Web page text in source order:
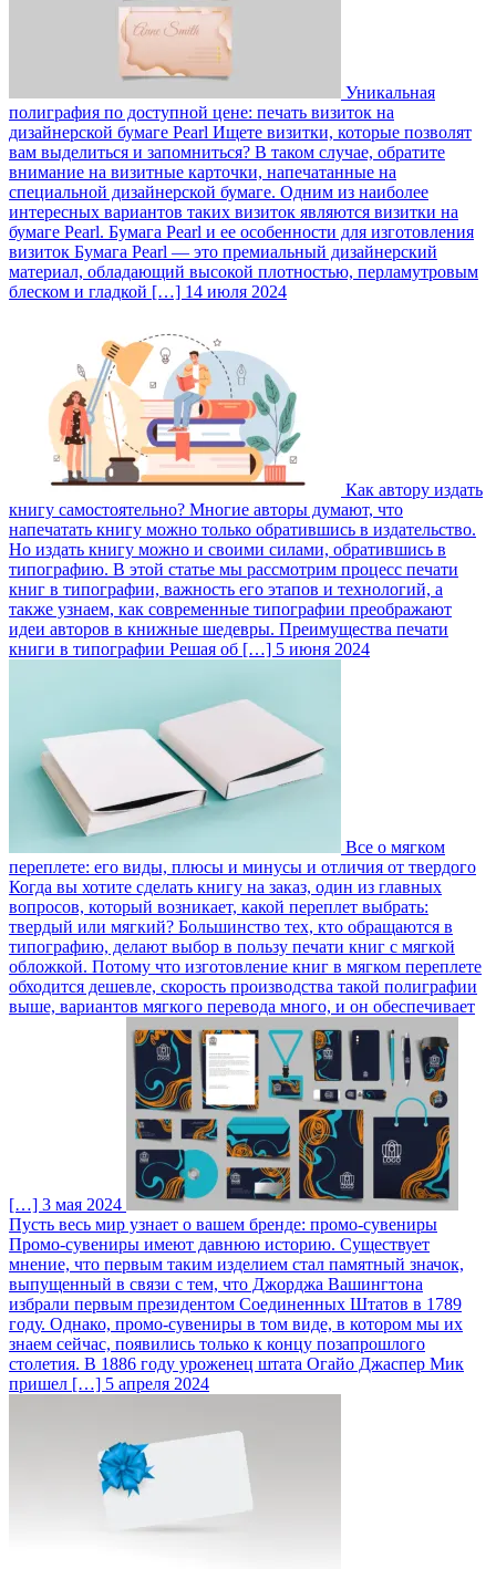
Уникальная
полиграфия по доступной цене: печать визиток на
дизайнерской бумаге Pearl Ищете визитки, которые позволят
вам выделиться и запомниться? В таком случае, обратите
внимание на визитные карточки, напечатанные на
специальной дизайнерской бумаге. Одним из наиболее
интересных вариантов таких визиток являются визитки на
бумаге Pearl. Бумага Pearl и ее особенности для изготовления
визиток Бумага Pearl — это премиальный дизайнерский
материал, обладающий высокой плотностью, перламутровым
блеском и гладкой […] 14 июля 2024
Как автору издать
книгу самостоятельно? Многие авторы думают, что
напечатать книгу можно только обратившись в издательство.
Но издать книгу можно и своими силами, обратившись в
типографию. В этой статье мы рассмотрим процесс печати
книг в типографии, важность его этапов и технологий, а
также узнаем, как современные типографии преображают
идеи авторов в книжные шедевры. Преимущества печати
книги в типографии Решая об […] 5 июня 2024
Все о мягком
переплете: его виды, плюсы и минусы и отличия от твердого
Когда вы хотите сделать книгу на заказ, один из главных
вопросов, который возникает, какой переплет выбрать:
твердый или мягкий? Большинство тех, кто обращаются в
типографию, делают выбор в пользу печати книг с мягкой
обложкой. Потому что изготовление книг в мягком переплете
обходится дешевле, скорость производства такой полиграфии
выше, вариантов мягкого перевода много, и он обеспечивает
[…] 3 мая 2024
Пусть весь мир узнает о вашем бренде: промо-сувениры
Промо-сувениры имеют давнюю историю. Существует
мнение, что первым таким изделием стал памятный значок,
выпущенный в связи с тем, что Джорджа Вашингтона
избрали первым президентом Соединенных Штатов в 1789
году. Однако, промо-сувениры в том виде, в котором мы их
знаем сейчас, появились только к концу позапрошлого
столетия. В 1886 году уроженец штата Огайо Джаспер Мик
пришел […] 5 апреля 2024